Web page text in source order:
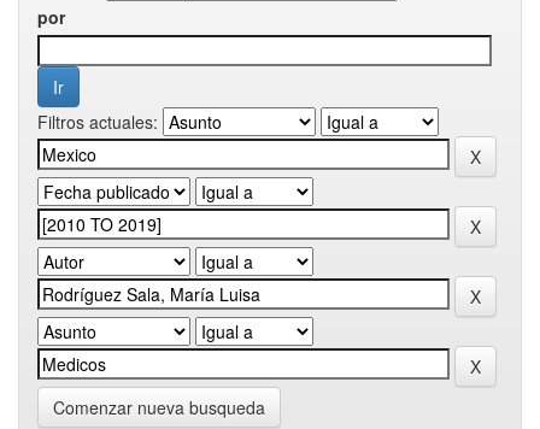
por
Filtros actuales:
Comenzar nueva busqueda